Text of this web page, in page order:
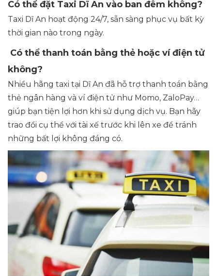
Có thể đặt Taxi Dĩ An vào ban đêm không?
Taxi Dĩ An hoạt động 24/7, sẵn sàng phục vụ bất kỳ
thời gian nào trong ngày.
Có thể thanh toán bằng thẻ hoặc ví điện tử
không?
Nhiều hãng taxi tại Dĩ An đã hỗ trợ thanh toán bằng
thẻ ngân hàng và ví điện tử như Momo, ZaloPay…
giúp bạn tiện lợi hơn khi sử dụng dịch vụ. Bạn hãy
trao đổi cụ thể với tài xế trước khi lên xe để tránh
những bất lợi không đáng có.